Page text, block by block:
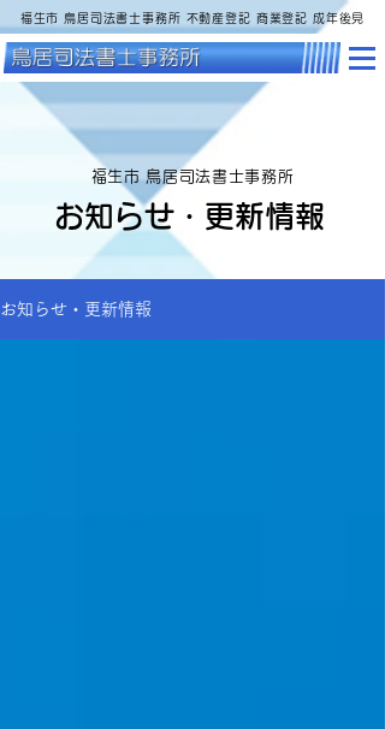
福生市 鳥居司法書士事務所 不動産登記 商業登記 成年後見
福生市 鳥居司法書士事務所
お知らせ・更新情報
お知らせ・更新情報